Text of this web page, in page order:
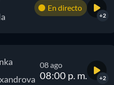
En directo
+2
08 ago
08:00 p. m. +2